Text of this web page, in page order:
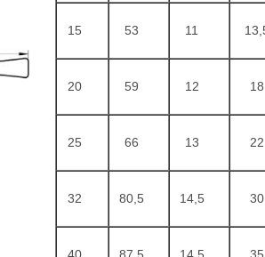
15 53 11
20 59 12 18
25 66 13 22
32 80,5 14,5 30